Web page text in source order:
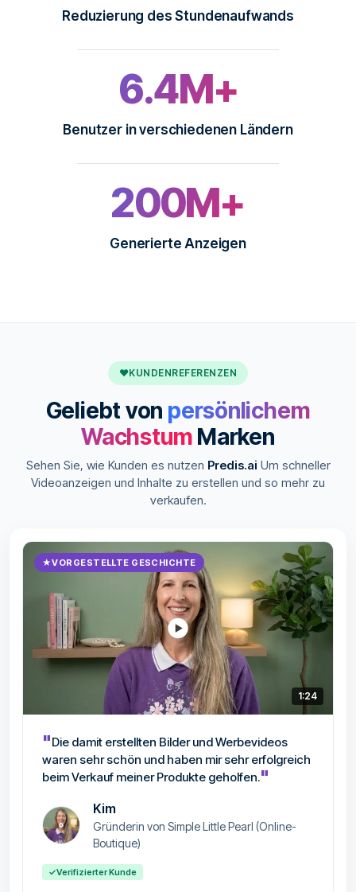
Reduzierung des Stundenaufwands
6.4M+
Benutzer in verschiedenen Ländern
200M+
Generierte Anzeigen
♥KUNDENREFERENZEN
Geliebt von persönlichem
Wachstum Marken
Sehen Sie, wie Kunden es nutzen Predis.ai Um schneller
Videoanzeigen und Inhalte zu erstellen und so mehr zu
verkaufen.
★VORGESTELLTE GESCHICHTE
1:24
"Die damit erstellten Bilder und Werbevideos
waren sehr schön und haben mir sehr erfolgreich
beim Verkauf meiner Produkte geholfen."
Kim
Gründerin von Simple Little Pearl (Online-
Boutique)
✓Verifizierter Kunde